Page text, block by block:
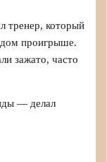
тренер, который
проигрыше.
зажато, часто
— делал